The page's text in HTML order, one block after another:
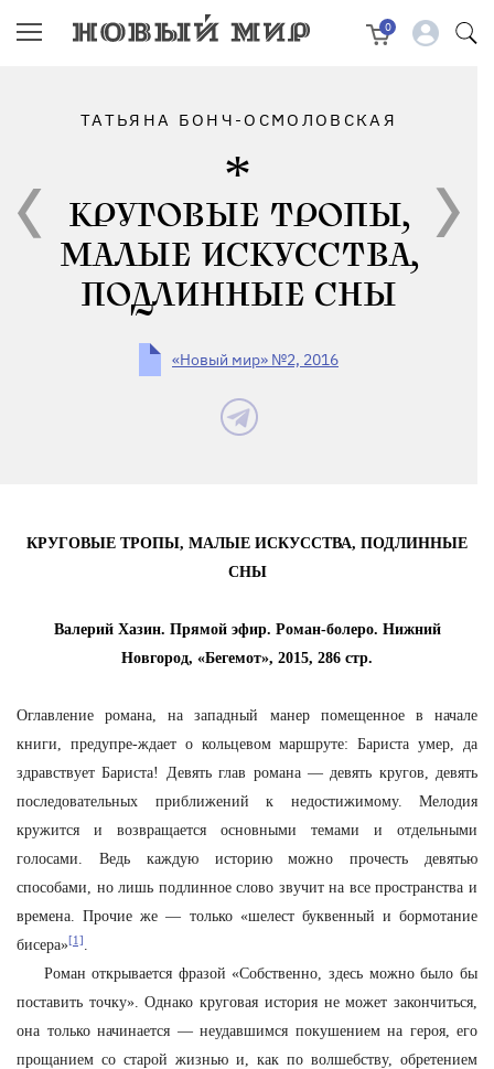
0
ТАТЬЯНА БОНЧ-ОСМОЛОВСКАЯ
КРУГОВЫЕ ТРОПЫ,
МАЛЫЕ ИСКУССТВА,
ПОДЛИННЫЕ СНЫ
«Новый мир» №2, 2016
КРУГОВЫЕ ТРОПЫ, МАЛЫЕ ИСКУССТВА, ПОДЛИННЫЕ
СНЫ
Валерий Хазин. Прямой эфир. Роман-болеро. Нижний
Новгород, «Бегемот», 2015, 286 стр.
Оглавление романа, на западный манер помещенное в начале
книги, предупре-ждает о кольцевом маршруте: Бариста умер, да
здравствует Бариста! Девять глав романа — девять кругов, девять
последовательных приближений к недостижимому. Мелодия
кружится и возвращается основными темами и отдельными
голосами. Ведь каждую историю можно прочесть девятью
способами, но лишь подлинное слово звучит на все пространства и
времена. Прочие же — только «шелест буквенный и бормотание
бисера»[1] .
Роман открывается фразой «Собственно, здесь можно было бы
поставить точку». Однако круговая история не может закончиться,
она только начинается — неудавшимся покушением на героя, его
прощанием со старой жизнью и, как по волшебству, обретением